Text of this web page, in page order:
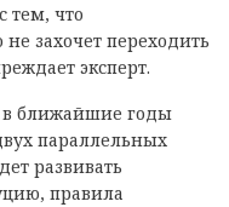
тем, что
захочет переходить
эксперт.
ближайшие годы
параллельных
развивать
правила